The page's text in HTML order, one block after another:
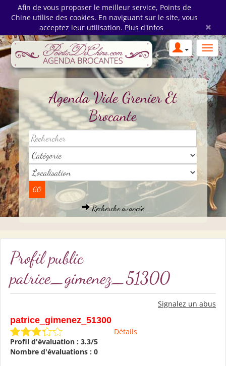
Afin de vous proposer le meilleur service, Points de
Chine utilise des cookies. En naviguant sur le site, vous
acceptez leur utilisation. Plus d'infos ×
Agenda Vide Grenier Et
Brocante
Recherche avancée
Profil public
patrice_gimenez_51300
Signalez un abus
patrice_gimenez_51300
Détails
Profil d'évaluation : 3.3/5
Nombre d'évaluations : 0